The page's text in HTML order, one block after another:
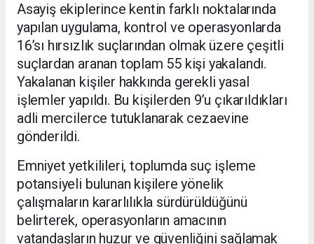
Asayiş ekiplerince kentin farklı noktalarında
yapılan uygulama, kontrol ve operasyonlarda
16’sı hırsızlık suçlarından olmak üzere çeşitli
suçlardan aranan toplam 55 kişi yakalandı.
Yakalanan kişiler hakkında gerekli yasal
işlemler yapıldı. Bu kişilerden 9’u çıkarıldıkları
adli mercilerce tutuklanarak cezaevine
gönderildi.
Emniyet yetkilileri, toplumda suç işleme
potansiyeli bulunan kişilere yönelik
çalışmaların kararlılıkla sürdürüldüğünü
belirterek, operasyonların amacının
vatandaşların huzur ve güvenliğini sağlamak